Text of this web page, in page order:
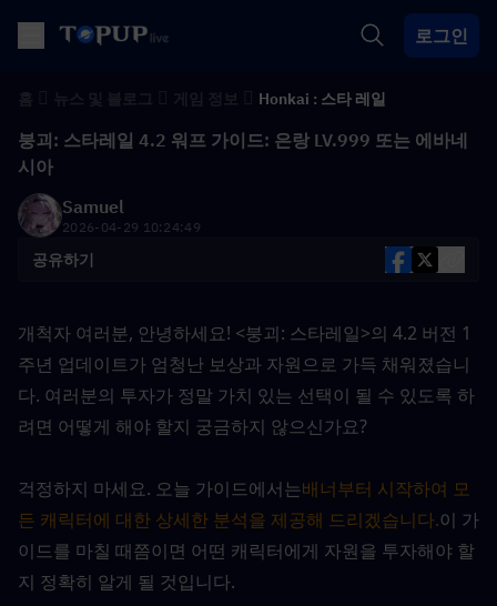
로그인
Honkai : 스타 레일
붕괴: 스타레일 4.2 워프 가이드: 은랑 LV.999 또는 에바네
시아
Samuel
2026-04-29 10:24:49
공유하기
개척자 여러분, 안녕하세요! <붕괴: 스타레일>의 4.2 버전 1
주년 업데이트가 엄청난 보상과 자원으로 가득 채워졌습니
다. 여러분의 투자가 정말 가치 있는 선택이 될 수 있도록 하
려면 어떻게 해야 할지 궁금하지 않으신가요?
걱정하지 마세요. 오늘 가이드에서는배너부터 시작하여 모
든 캐릭터에 대한 상세한 분석을 제공해 드리겠습니다.이 가
이드를 마칠 때쯤이면 어떤 캐릭터에게 자원을 투자해야 할
지 정확히 알게 될 것입니다.